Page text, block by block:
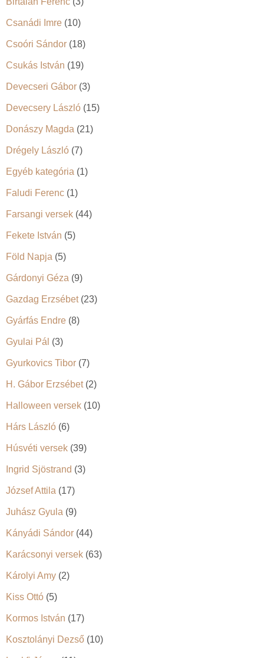
Csanádi Imre (10)
Csoóri Sándor (18)
Csukás István (19)
Devecseri Gábor (3)
Devecsery László (15)
Donászy Magda (21)
Drégely László (7)
Egyéb kategória (1)
Faludi Ferenc (1)
Farsangi versek (44)
Fekete István (5)
Föld Napja (5)
Gárdonyi Géza (9)
Gazdag Erzsébet(23)
Gyárfás Endre (8)
Gyulai Pál (3)
Gyurkovics Tibor (7)
H. Gábor Erzsébet(2)
Halloween versek (10)
Hárs László (6)
Húsvéti versek (39)
Ingrid Sjöstrand (3)
József Attila (17)
Juhász Gyula (9)
Kányádi Sándor (44)
Karácsonyi versek (63)
Károlyi Amy (2)
Kiss Ottó (5)
Kormos István (17)
Kosztolányi Dezső (10)